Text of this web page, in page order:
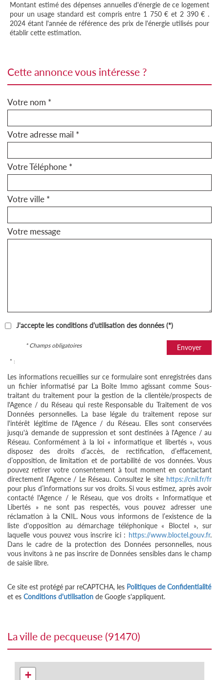
Montant estimé des dépenses annuelles d'énergie de ce logement
pour un usage standard est compris entre 1 750 € et 2 390 € .
2024 étant l'année de référence des prix de l'énergie utilisés pour
établir cette estimation.
cette annonce vous intéresse ?
Votre nom *
Votre adresse mail *
Votre Téléphone *
Votre ville *
Votre message
J'accepte les conditions d'utilisation des données (*)
Envoyer
* Champs obligatoires
* :
Les informations recueillies sur ce formulaire sont enregistrées dans
un fichier informatisé par La Boite Immo agissant comme Sous-
traitant du traitement pour la gestion de la clientèle/prospects de
l'Agence / du Réseau qui reste Responsable du Traitement de vos
Données personnelles. La base légale du traitement repose sur
l'intérêt légitime de l'Agence / du Réseau. Elles sont conservées
jusqu'à demande de suppression et sont destinées à l'Agence / au
Réseau. Conformément à la loi « informatique et libertés », vous
disposez des droits d’accès, de rectification, d’effacement,
d’opposition, de limitation et de portabilité de vos données. Vous
pouvez retirer votre consentement à tout moment en contactant
directement l’Agence / Le Réseau. Consultez le site https://cnil.fr/fr
pour plus d’informations sur vos droits. Si vous estimez, après avoir
contacté l'Agence / le Réseau, que vos droits « Informatique et
Libertés » ne sont pas respectés, vous pouvez adresser une
réclamation à la CNIL. Nous vous informons de l’existence de la
liste d'opposition au démarchage téléphonique « Bloctel », sur
laquelle vous pouvez vous inscrire ici : https://www.bloctel.gouv.fr.
Dans le cadre de la protection des Données personnelles, nous
vous invitons à ne pas inscrire de Données sensibles dans le champ
de saisie libre.
Ce site est protégé par reCAPTCHA, les Politiques de Confidentialité
et es Conditions d'utilisation de Google s'appliquent.
la ville de pecqueuse (91470)
+